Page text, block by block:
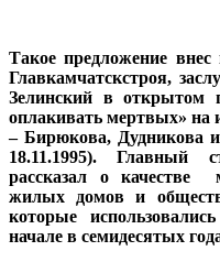
Такое предложение
Главкамчатскстроя,
Зелинский в открытом
оплакивать мертвых» на
– Бирюкова, Дудникова
18.11.1995). Главный
рассказал о качестве
жилых домов и
которые
начале в семидесятых